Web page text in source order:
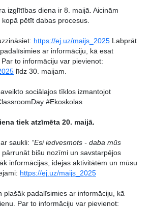
izglītības diena ir 8. maijā. Aicinām
pētīt dabas procesus.
https://ej.uz/maijs_2025 Labprāt
ar informāciju, kā esat
to informāciju var pievienot:
līdz 30. maijam.
sociālajos tīklos izmantojot
#Ekoskolas
tiek atzīmēta 20. maijā.
saukli: “Esi iedvesmots - daba mūs
pārrunāt bišu nozīmi un savstarpējos
informācijas, idejas aktivitātēm un mūsu
https://ej.uz/maijs_2025
plašāk padalīsimies ar informāciju, kā
Par to informāciju var pievienot: